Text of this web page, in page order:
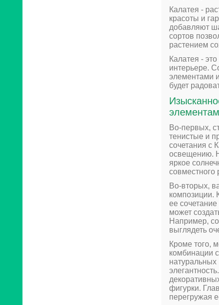
Калатея -
красоты и
добавляют
сортов
растением
Калатея -
интерьере.
элементами
будет
Во-первых,
тенистые и
сочетания с
освещению.
яркое
совместного
Во-вторых,
композиции.
ее
может
Например,
выглядеть
Кроме того,
комбинации
натуральных
фигурки.
перегружая